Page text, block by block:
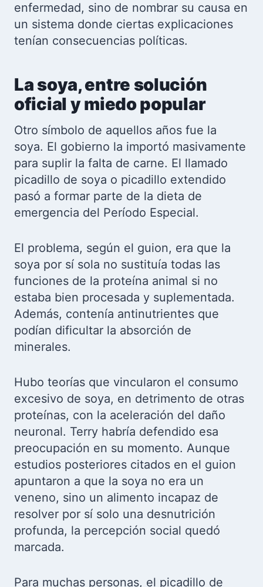
enfermedad, sino de nombrar su causa en
un sistema donde ciertas explicaciones
tenían consecuencias políticas.
La soya, entre solución
oficial y miedo popular
Otro símbolo de aquellos años fue la
soya. El gobierno la importó masivamente
para suplir la falta de carne. El llamado
picadillo de soya o picadillo extendido
pasó a formar parte de la dieta de
emergencia del Período Especial.
El problema, según el guion, era que la
soya por sí sola no sustituía todas las
funciones de la proteína animal si no
estaba bien procesada y suplementada.
Además, contenía antinutrientes que
podían dificultar la absorción de
minerales.
Hubo teorías que vincularon el consumo
excesivo de soya, en detrimento de otras
proteínas, con la aceleración del daño
neuronal. Terry habría defendido esa
preocupación en su momento. Aunque
estudios posteriores citados en el guion
apuntaron a que la soya no era un
veneno, sino un alimento incapaz de
resolver por sí solo una desnutrición
profunda, la percepción social quedó
marcada.
Para muchas personas, el picadillo de